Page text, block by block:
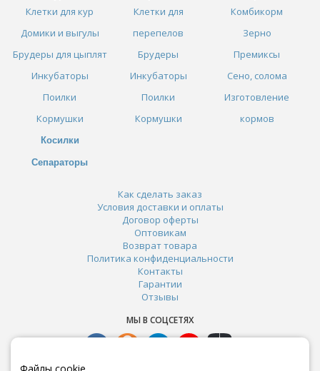
Клетки для кур
Домики и выгулы
Брудеры для цыплят
Инкубаторы
Поилки
Кормушки
Косилки
Сепараторы
Клетки для
перепелов
Брудеры
Инкубаторы
Поилки
Кормушки
Комбикорм
Зерно
Премиксы
Сено, солома
Изготовление
кормов
Как сделать заказ
Условия доставки и оплаты
Договор оферты
Оптовикам
Возврат товара
Политика конфиденциальности
Контакты
Гарантии
Отзывы
МЫ В СОЦСЕТЯХ